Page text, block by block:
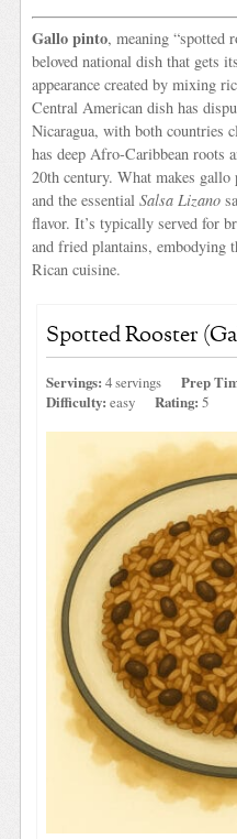
Gallo pinto, meaning “spotted
beloved national dish that gets
appearance created by mixing
Central American dish has
Nicaragua, with both countries
has deep Afro-Caribbean roots
20th century. What makes
and the essential Salsa Lizano
flavor. It’s typically served for
and fried plantains, embodying
Rican cuisine.
Spotted Rooster
Servings: 4 servings Prep
Difficulty: easy Rating: 5